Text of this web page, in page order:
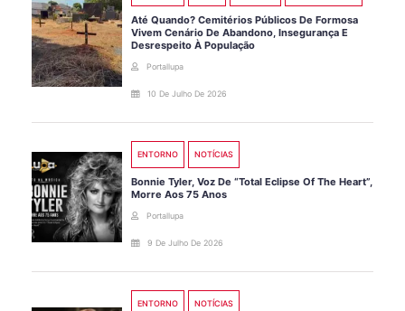
Até Quando? Cemitérios Públicos De Formosa
Vivem Cenário De Abandono, Insegurança E
Desrespeito À População
Portallupa
10 De Julho De 2026
ENTORNO NOTÍCIAS
Bonnie Tyler, Voz De “Total Eclipse Of The Heart”,
Morre Aos 75 Anos
Portallupa
9 De Julho De 2026
ENTORNO NOTÍCIAS